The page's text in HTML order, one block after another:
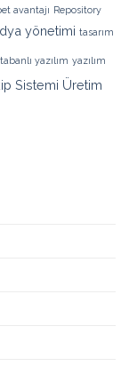
avantajı Repository
yönetimi tasarım
yazılım yazılım
Sistemi Üretim